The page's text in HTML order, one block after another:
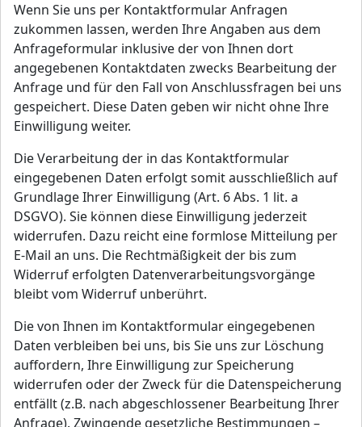
Wenn Sie uns per Kontaktformular Anfragen
zukommen lassen, werden Ihre Angaben aus dem
Anfrageformular inklusive der von Ihnen dort
angegebenen Kontaktdaten zwecks Bearbeitung der
Anfrage und für den Fall von Anschlussfragen bei uns
gespeichert. Diese Daten geben wir nicht ohne Ihre
Einwilligung weiter.
Die Verarbeitung der in das Kontaktformular
eingegebenen Daten erfolgt somit ausschließlich auf
Grundlage Ihrer Einwilligung (Art. 6 Abs. 1 lit. a
DSGVO). Sie können diese Einwilligung jederzeit
widerrufen. Dazu reicht eine formlose Mitteilung per
E-Mail an uns. Die Rechtmäßigkeit der bis zum
Widerruf erfolgten Datenverarbeitungsvorgänge
bleibt vom Widerruf unberührt.
Die von Ihnen im Kontaktformular eingegebenen
Daten verbleiben bei uns, bis Sie uns zur Löschung
auffordern, Ihre Einwilligung zur Speicherung
widerrufen oder der Zweck für die Datenspeicherung
entfällt (z.B. nach abgeschlossener Bearbeitung Ihrer
Anfrage). Zwingende gesetzliche Bestimmungen –